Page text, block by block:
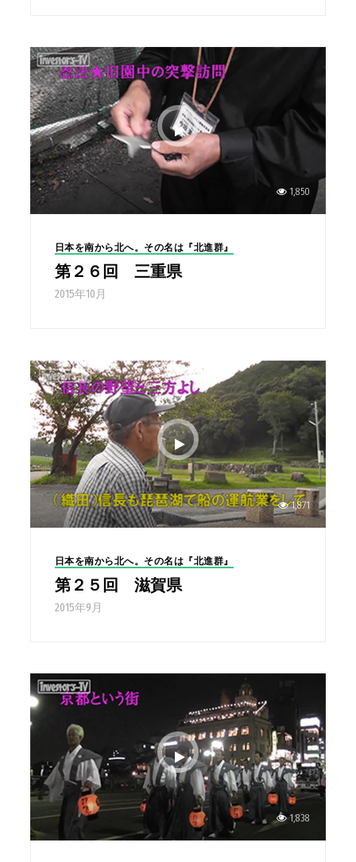
1,850
日本を南から北へ。その名は『北進群』
第２６回 三重県
2015年10月
1,871
日本を南から北へ。その名は『北進群』
第２５回 滋賀県
2015年9月
1,838